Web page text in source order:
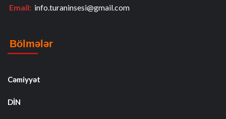
Email: info.turaninsesi@gmail.com
Bölmələr
Cəmiyyət
DİN